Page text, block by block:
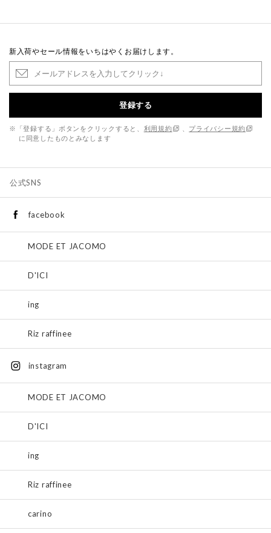
新入荷やセール情報をいちはやくお届けします。
登録する
※「登録する」ボタンをクリックすると、 利用規約
プライバシー規約
に同意したものとみなします
公式SNS
facebook
MODE ET JACOMO
D'ICI
ing
Riz raffinee
instagram
MODE ET JACOMO
D'ICI
ing
Riz raffinee
carino